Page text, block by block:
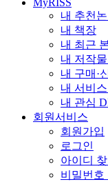
MyRISS
내 추천
내 책장
내 최근
내 저작물
내 구매·
내 서비
내 관심
회원서비스
회원가입
로그인
아이디 찾
비밀번호